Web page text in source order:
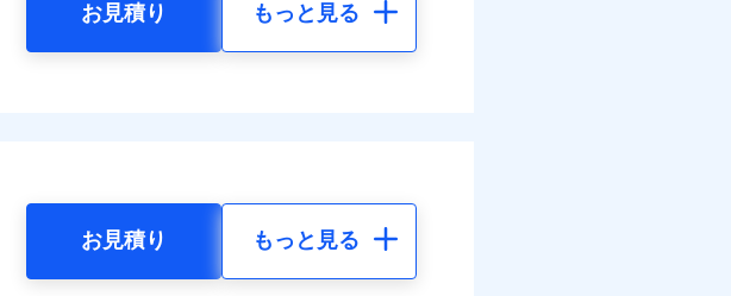
お見積り もっと見る
お見積り もっと見る